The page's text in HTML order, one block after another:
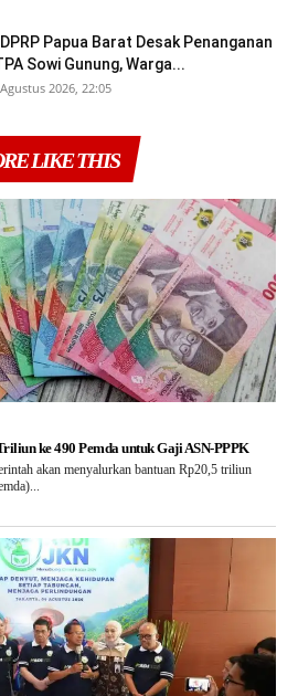
Papua Barat Desak Penanganan
Sowi Gunung, Warga...
2026, 22:05
LIKE THIS
ke 490 Pemda untuk Gaji ASN-PPPK
akan menyalurkan bantuan Rp20,5 triliun